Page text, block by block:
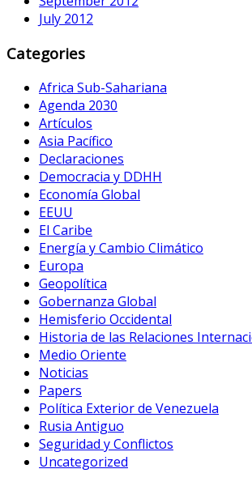
July 2012
Categories
Africa Sub-Sahariana
Agenda 2030
Artículos
Asia Pacífico
Declaraciones
Democracia y DDHH
Economía Global
EEUU
El Caribe
Energía y Cambio Climático
Europa
Geopolítica
Gobernanza Global
Hemisferio Occidental
Historia de las Relaciones
Medio Oriente
Noticias
Papers
Política Exterior de Venezuela
Rusia Antiguo
Seguridad y Conflictos
Uncategorized